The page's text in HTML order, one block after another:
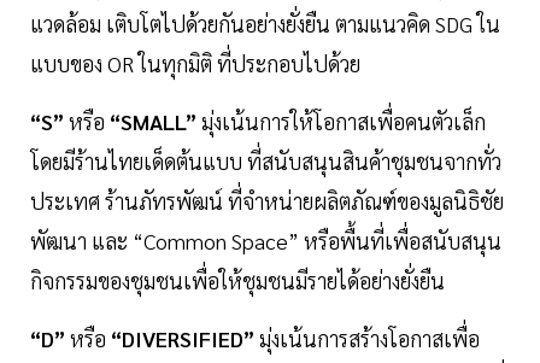
แวดล้อม เติบโตไปด้วยกันอย่างยั่งยืน ตามแนวคิด SDG ใน
แบบของ OR ในทุกมิติ ที่ประกอบไปด้วย
“S” หรือ “SMALL” มุ่งเน้นการให้โอกาสเพื่อคนตัวเล็ก
โดยมีร้านไทยเด็ดต้นแบบ ที่สนับสนุนสินค้าชุมชนจากทั่ว
ประเทศ ร้านภัทรพัฒน์ ที่จำหน่ายผลิตภัณฑ์ของมูลนิธิชัย
พัฒนา และ “Common Space” หรือพื้นที่เพื่อสนับสนุน
กิจกรรมของชุมชนเพื่อให้ชุมชนมีรายได้อย่างยั่งยืน
“D” หรือ “DIVERSIFIED” มุ่งเน้นการสร้างโอกาสเพื่อ